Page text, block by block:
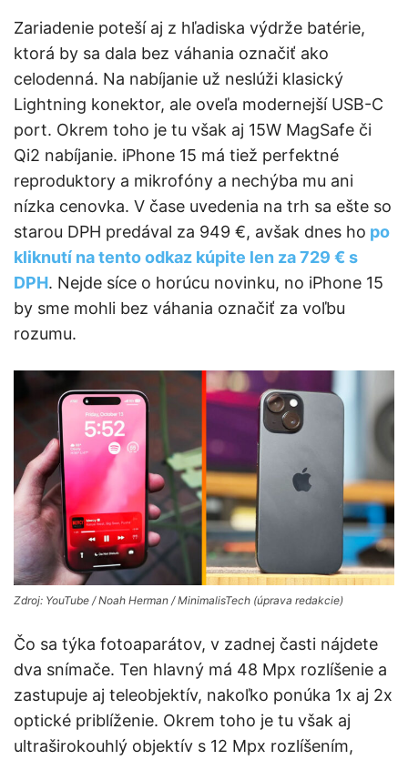
Zariadenie poteší aj z hľadiska výdrže batérie,
ktorá by sa dala bez váhania označiť ako
celodenná. Na nabíjanie už neslúži klasický
Lightning konektor, ale oveľa modernejší USB-C
port. Okrem toho je tu však aj 15W MagSafe či
Qi2 nabíjanie. iPhone 15 má tiež perfektné
reproduktory a mikrofóny a nechýba mu ani
nízka cenovka. V čase uvedenia na trh sa ešte so
starou DPH predával za 949 €, avšak dnes ho po
kliknutí na tento odkaz kúpite len za 729 € s
DPH. Nejde síce o horúcu novinku, no iPhone 15
by sme mohli bez váhania označiť za voľbu
rozumu.
Zdroj: YouTube / Noah Herman / MinimalisTech (úprava redakcie)
Čo sa týka fotoaparátov, v zadnej časti nájdete
dva snímače. Ten hlavný má 48 Mpx rozlíšenie a
zastupuje aj teleobjektív, nakoľko ponúka 1x aj 2x
optické priblíženie. Okrem toho je tu však aj
ultraširokouhlý objektív s 12 Mpx rozlíšením,